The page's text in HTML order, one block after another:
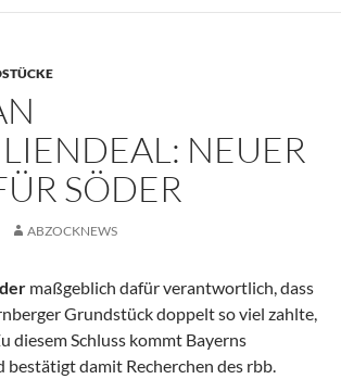
NEUER
SÖDER
ABZOCKNEWS
maßgeblich dafür verantwortlich, dass
Grundstück doppelt so viel zahlte,
diesem Schluss kommt Bayerns
bestätigt damit Recherchen des rbb.